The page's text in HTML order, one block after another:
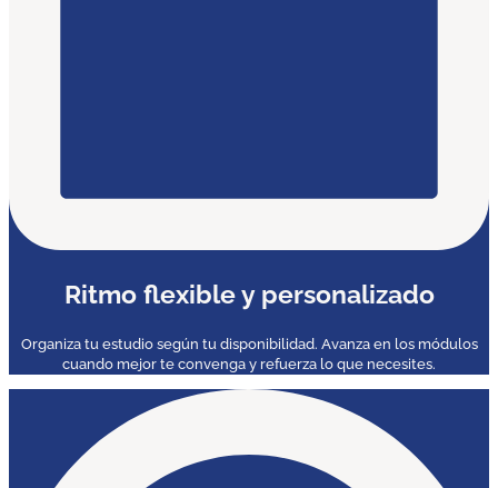
Ritmo flexible y personalizado
Organiza tu estudio según tu disponibilidad. Avanza en los módulos
cuando mejor te convenga y refuerza lo que necesites.